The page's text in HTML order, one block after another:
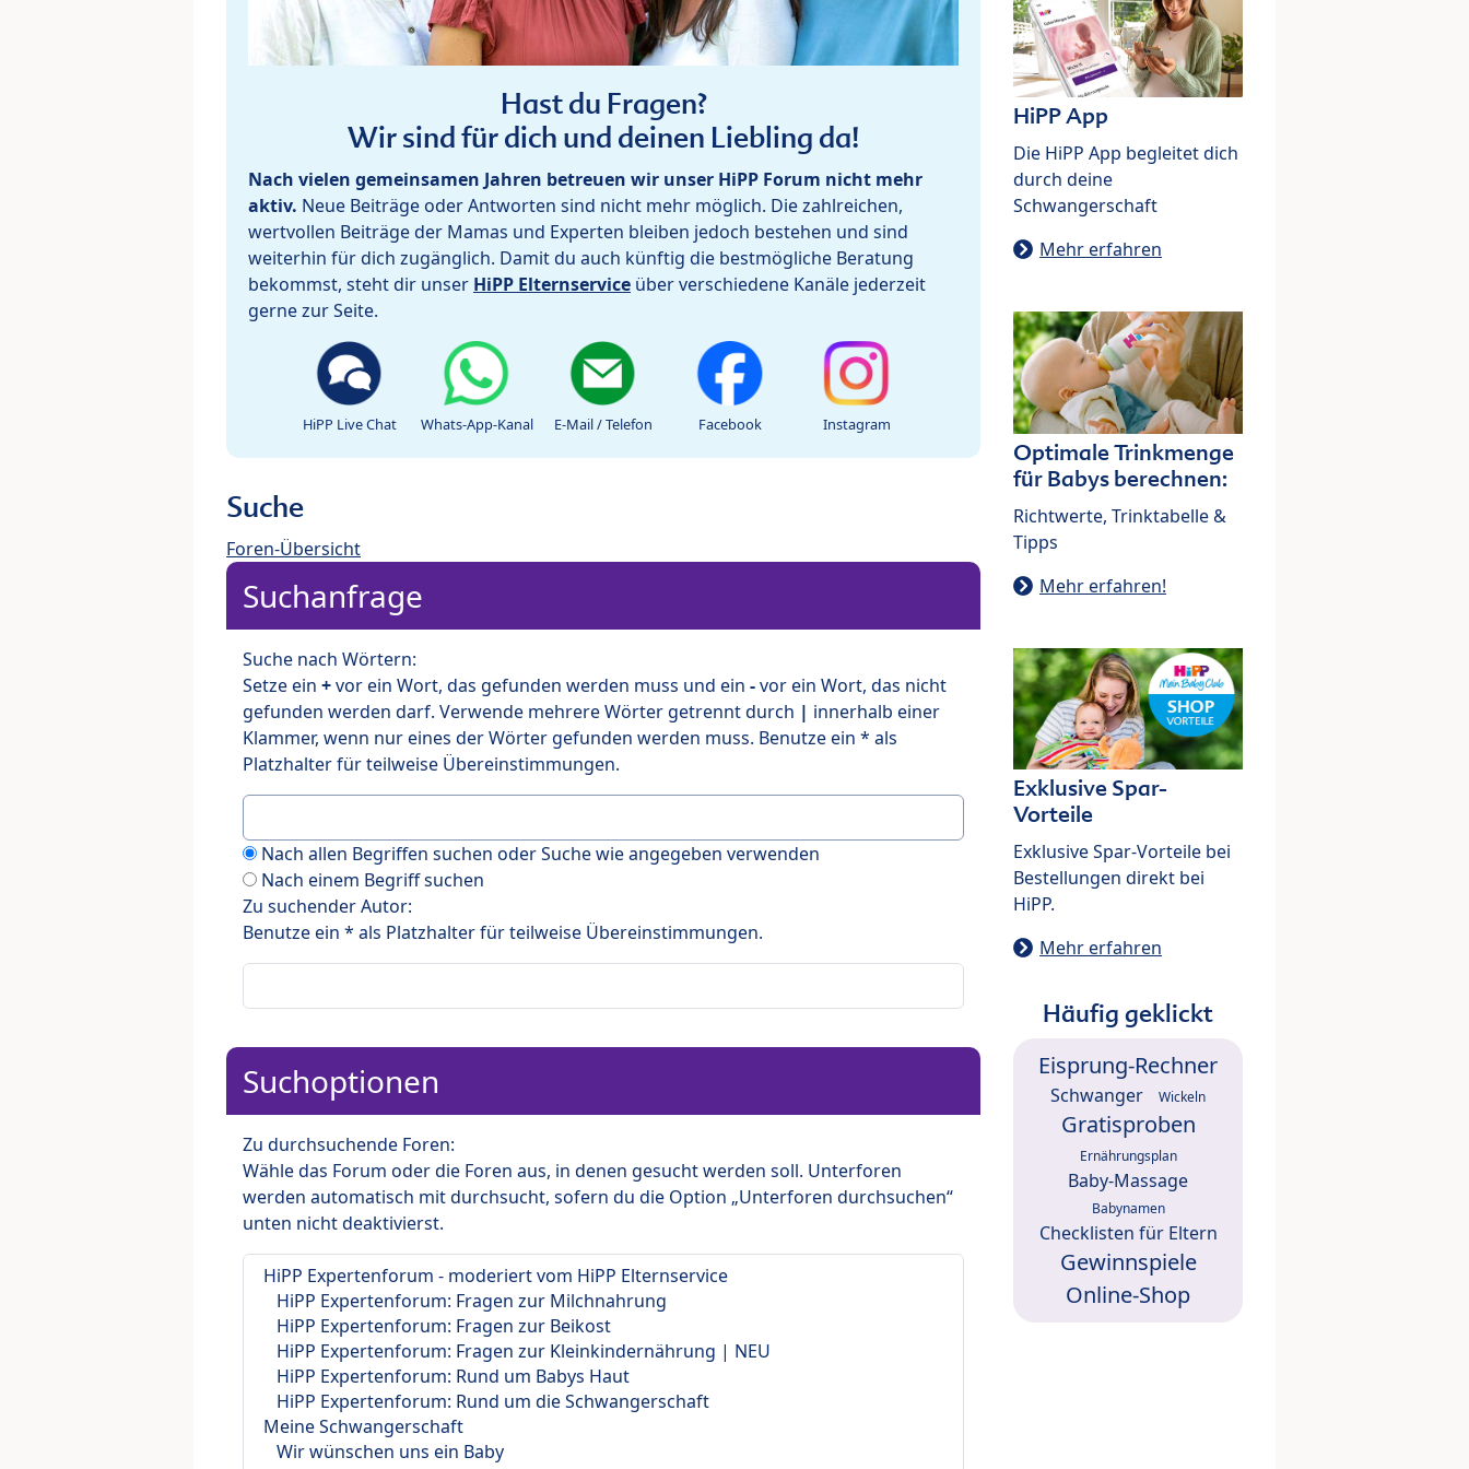
Hast du Fragen?
Wir sind für dich und deinen Liebling da!
Nach vielen gemeinsamen Jahren betreuen wir unser HiPP Forum nicht mehr
aktiv. Neue Beiträge oder Antworten sind nicht mehr möglich. Die zahlreichen,
wertvollen Beiträge der Mamas und Experten bleiben jedoch bestehen und sind
weiterhin für dich zugänglich. Damit du auch künftig die bestmögliche Beratung
bekommst, steht dir unser HiPP Elternservice über verschiedene Kanäle jederzeit
gerne zur Seite.
HiPP Live Chat Whats-App-Kanal E-Mail / Telefon Facebook Instagram
Suche
Foren-Übersicht
Suchanfrage
Suche nach Wörtern:
Setze ein +vor ein Wort, das gefunden werden muss und ein -vor ein Wort, das nicht
gefunden werden darf. Verwende mehrere Wörter getrennt durch | innerhalb einer
Klammer, wenn nur eines der Wörter gefunden werden muss. Benutze ein * als
Platzhalter für teilweise Übereinstimmungen.
Nach allen Begriffen suchen oder Suche wie angegeben verwenden
Nach einem Begriff suchen
Zu suchender Autor:
Benutze ein * als Platzhalter für teilweise Übereinstimmungen.
Suchoptionen
Zu durchsuchende Foren:
Wähle das Forum oder die Foren aus, in denen gesucht werden soll. Unterforen
werden automatisch mit durchsucht, sofern du die Option „Unterforen durchsuchen“
unten nicht deaktivierst.
HiPP App
Die HiPP App begleitet dich
durch deine
Schwangerschaft
Mehr erfahren
Optimale Trinkmenge
für Babys berechnen:
Richtwerte, Trinktabelle &
Tipps
Mehr erfahren!
Exklusive Spar-
Vorteile
Exklusive Spar-Vorteile bei
Bestellungen direkt bei
HiPP.
Mehr erfahren
Häufig geklickt
Eisprung-Rechner
Schwanger Wickeln
Gratisproben
Ernährungsplan
Baby-Massage
Babynamen
Checklisten für Eltern
Gewinnspiele
Online-Shop